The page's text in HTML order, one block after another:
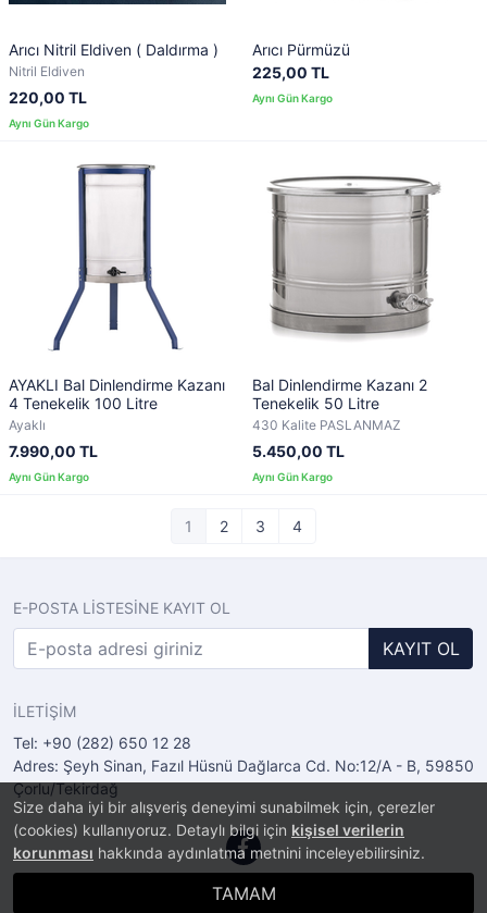
Size daha iyi bir alışveriş deneyimi sunabilmek için, çerezler
(cookies) kullanıyoruz. Detaylı bilgi için kişisel verilerin
korunması hakkında aydınlatma metnini inceleyebilirsiniz.
TAMAM
Arıcı Nitril Eldiven ( Daldırma )
Nitril Eldiven
220,00 TL
Arıcı Pürmüzü
225,00 TL
AYAKLI Bal Dinlendirme Kazanı
4 Tenekelik 100 Litre
Ayaklı
7.990,00 TL
Bal Dinlendirme Kazanı 2
Tenekelik 50 Litre
430 Kalite PASLANMAZ
5.450,00 TL
1 2 3 4
E-POSTA LİSTESİNE KAYIT OL
KAYIT OL
İLETİŞİM
Tel: +90 (282) 650 12 28
Adres: Şeyh Sinan, Fazıl Hüsnü Dağlarca Cd. No:12/A - B, 59850
Çorlu/Tekirdağ
E-Ticaret Sistemi